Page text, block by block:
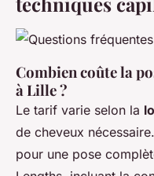
Combien coûte la
à Lille ?
Le tarif varie selon la
de cheveux
pour une pose